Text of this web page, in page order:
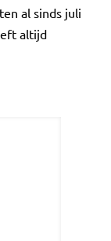
al sinds juli
altijd